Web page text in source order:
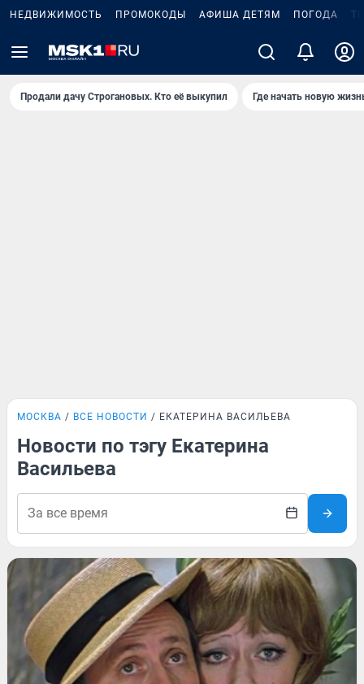
НЕДВИЖИМОСТЬ ПРОМОКОДЫ АФИША ДЕТЯМ ПОГОДА
Продали дачу Строгановых. Кто её выкупил Где начать новую
МОСКВА ВСЕ НОВОСТИ ЕКАТЕРИНА ВАСИЛЬЕВА
Новости по тэгу Екатерина
Васильева